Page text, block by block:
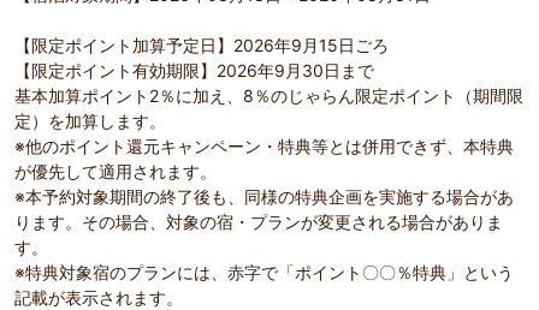
【限定ポイント加算予定日】2026年9月15日ごろ
【限定ポイント有効期限】2026年9月30日まで
基本加算ポイント2％に加え、8％のじゃらん限定ポイント（期間限
定）を加算します。
※他のポイント還元キャンペーン・特典等とは併用できず、本特典
が優先して適用されます。
※本予約対象期間の終了後も、同様の特典企画を実施する場合があ
ります。その場合、対象の宿・プランが変更される場合がありま
す。
※特典対象宿のプランには、赤字で「ポイント〇〇％特典」という
記載が表示されます。